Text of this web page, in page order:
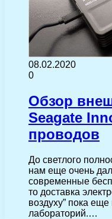
08.02.2020
0
Обзор
Seagate
проводов
До светлого
нам еще очень
современные
то доставка
воздуху” пока
лабораторий.…